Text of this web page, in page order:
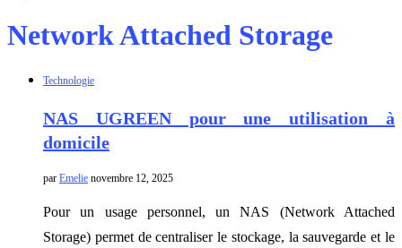
Network Attached Storage
Technologie
NAS UGREEN pour une utilisation à
domicile
par Emelie novembre 12, 2025
Pour un usage personnel, un NAS (Network Attached
Storage) permet de centraliser le stockage, la sauvegarde et le